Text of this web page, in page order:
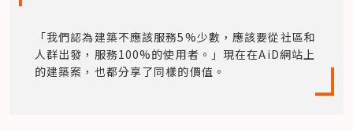
「我們認為建築不應該服務5%少數，應該要從社區和
人群出發，服務100%的使用者。」現在在AiD網站上
的建築案，也都分享了同樣的價值。